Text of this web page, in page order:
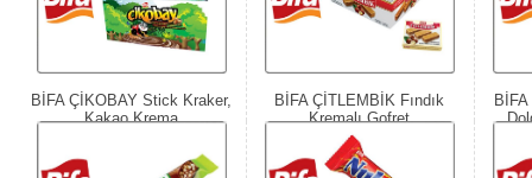
BİFA ÇİKOBAY Stick Kraker,
Kakao Krema
BİFA ÇİTLEMBİK Fındık
Kremalı Gofret